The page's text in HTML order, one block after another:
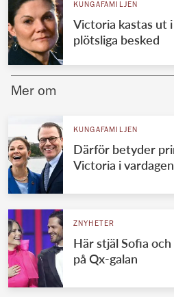
Thailändska
Marockanska
KUNGAFAMILJEN
Victoria kastas ut
plötsliga besked
Mer om
KUNGAFAMILJEN
Därför betyder
Victoria i vardagen
ZNYHETER
Här stjäl Sofia
på Qx-galan